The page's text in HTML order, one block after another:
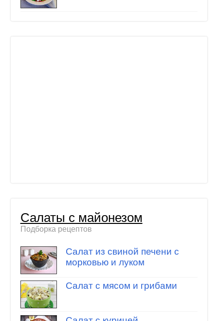
Салаты с майонезом
Подборка рецептов
Салат из свиной печени с
морковью и луком
Салат с мясом и грибами